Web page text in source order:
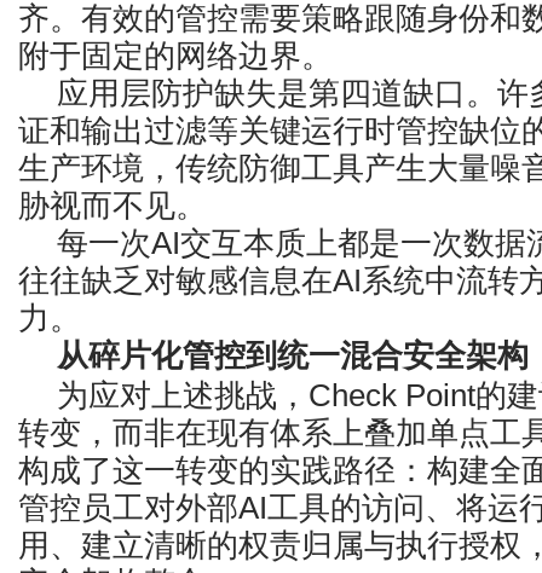
齐。有效的管控需要策略跟随身份和
附于固定的网络边界。
应用层防护缺失是第四道缺口。许
证和输出过滤等关键运行时管控缺位
生产环境，传统防御工具产生大量噪
胁视而不见。
每一次AI交互本质上都是一次数据
往往缺乏对敏感信息在AI系统中流转
力。
从碎片化管控到统一混合安全架构
为应对上述挑战，Check Point的
转变，而非在现有体系上叠加单点工
构成了这一转变的实践路径：构建全
管控员工对外部AI工具的访问、将运
用、建立清晰的权责归属与执行授权